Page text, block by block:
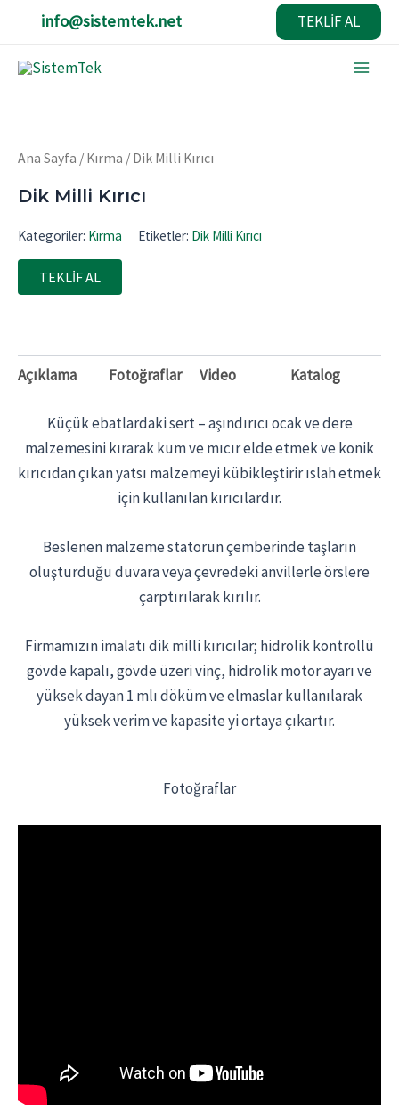
İçeriğeinfo@sistemtek.net TEKLİF AL
Ana Sayfa / Kırma / Dik Milli Kırıcı
Dik Milli Kırıcı
Kategoriler: Kırma Etiketler: Dik Milli Kırıcı
TEKLİF AL
Açıklama Fotoğraflar Video Katalog
Küçük ebatlardaki sert – aşındırıcı ocak ve dere
malzemesini kırarak kum ve mıcır elde etmek ve konik
kırıcıdan çıkan yatsı malzemeyi kübikleştirir ıslah etmek
için kullanılan kırıcılardır.
Beslenen malzeme statorun çemberinde taşların
oluşturduğu duvara veya çevredeki anvillerle örslere
çarptırılarak kırılır.
Firmamızın imalatı dik milli kırıcılar; hidrolik kontrollü
gövde kapalı, gövde üzeri vinç, hidrolik motor ayarı ve
yüksek dayan 1 mlı döküm ve elmaslar kullanılarak
yüksek verim ve kapasite yi ortaya çıkartır.
Fotoğraflar